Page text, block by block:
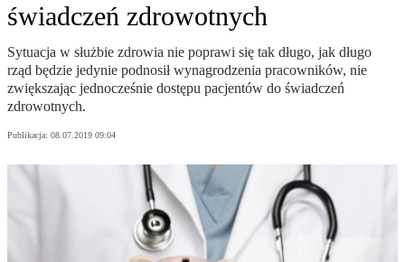
świadczeń zdrowotnych
Sytuacja w służbie zdrowia nie poprawi się tak długo, jak długo
rząd będzie jedynie podnosił wynagrodzenia pracowników, nie
zwiększając jednocześnie dostępu pacjentów do świadczeń
zdrowotnych.
Publikacja: 08.07.2019 09:04